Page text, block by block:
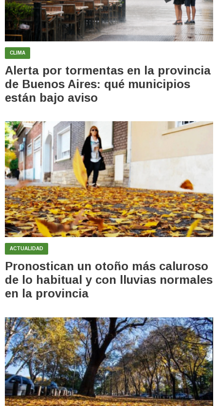
CLIMA
Alerta por tormentas en la provincia
de Buenos Aires: qué municipios
están bajo aviso
ACTUALIDAD
Pronostican un otoño más caluroso
de lo habitual y con lluvias normales
en la provincia